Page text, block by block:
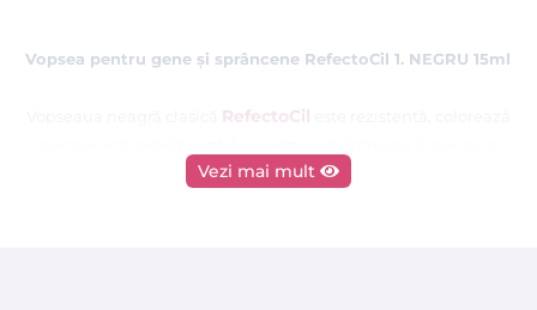
Vopsea pentru gene şi sprâncene RefectoCil 1. NEGRU 15ml
RefectoCil
genelor. După utilizarea ei privirea devine mai
Vezi mai mult